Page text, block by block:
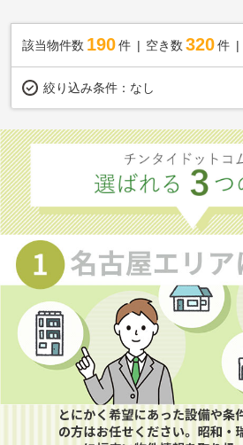
該当物件数 190件 空き数 320 件
絞り込み条件： なし